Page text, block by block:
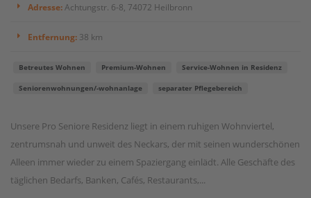
Adresse:Achtungstr. 6-8, 74072 Heilbronn
Entfernung: 38 km
Betreutes Wohnen Premium-Wohnen Service-Wohnen in Residenz
Seniorenwohnungen/-wohnanlage separater Pflegebereich
Unsere Pro Seniore Residenz liegt in einem ruhigen Wohnviertel,
zentrumsnah und unweit des Neckars, der mit seinen wunderschönen
Alleen immer wieder zu einem Spaziergang einlädt. Alle Geschäfte des
täglichen Bedarfs, Banken, Cafés, Restaurants,...